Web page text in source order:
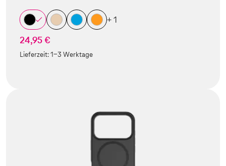
+ 1
24,95 €
Lieferzeit:1-3 Werktage